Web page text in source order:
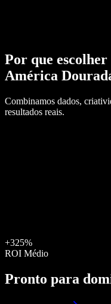
Por que escolher
América
Combinamos dados,
resultados reais.
+325%
ROI Médio
Pronto para